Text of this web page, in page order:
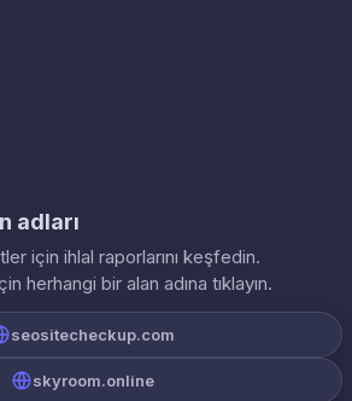
adları
için ihlal raporlarını keşfedin.
herhangi bir alan adına tıklayın.
seositecheckup.com
skyroom.online